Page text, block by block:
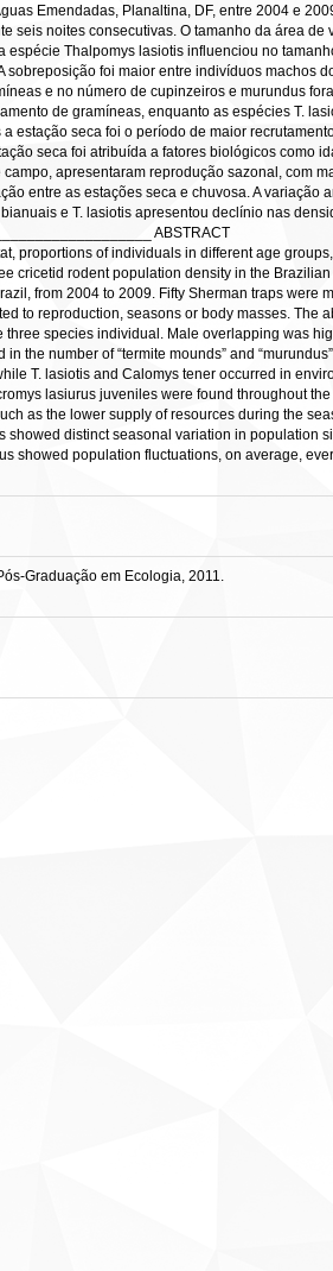
Emendadas, Planaltina, DF, entre 2004 e
seis noites consecutivas. O tamanho da área de
Thalpomys lasiotis influenciou no
foi maior entre indivíduos machos
e no número de cupinzeiros e murundus
de gramíneas, enquanto as espécies T.
estação seca foi o período de maior
seca foi atribuída a fatores biológicos como
apresentaram reprodução sazonal, com
entre as estações seca e chuvosa. A variação
e T. lasiotis apresentou declínio nas
ABSTRACT
proportions of individuals in different age
cricetid rodent population density in the
from 2004 to 2009. Fifty Sherman traps were
to reproduction, seasons or body masses. The
species individual. Male overlapping was
the number of “termite mounds” and
T. lasiotis and Calomys tener occurred in
lasiurus juveniles were found throughout
as the lower supply of resources during the
distinct seasonal variation in population
showed population fluctuations, on average,
Graduação em Ecologia, 2011.